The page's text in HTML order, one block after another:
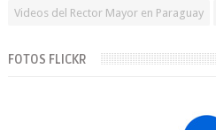
Videos del Rector Mayor en Paraguay
FOTOS FLICKR